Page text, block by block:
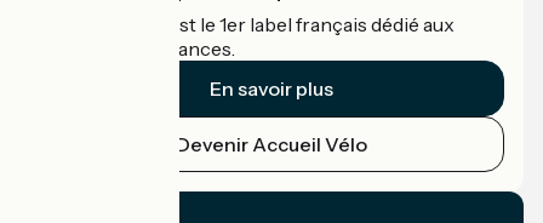
Accueil Vélo c'est le 1er label français dédié aux
cyclistes en vacances.
En savoir plus
Devenir Accueil Vélo